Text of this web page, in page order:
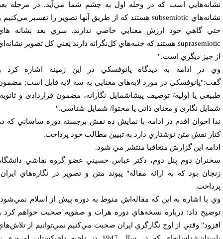
است كه در وحله اول به چشم شما مي‌آيد. در مرحله بعد
نشانه‌هاي subsemiotic هستند كه از طريق آنها تصوير را تفسير مي‌كنيم و
گاهي خود ارزش معنايي خاصي ندارند. سري بعد نشانه هاي
suprasemiotic هستند كه جنبه‌هاي كل‌نگرانه دارند يعني كل تصوير نشانه‌اي
چيز ديگري است."
در ادامه به ديدگاه پانوفسكي در اين زمينه اشاره كرد و
در مورد لایه‌های معنایی به سه لايه قايل است: مضمون
یا اولیه/ توصیف پیشاشمایل نگارانه،‌ مضمون قراردادی و ثانویه/
نگاری و معنای ذاتی یا محتوا/ شمایل شناسی."
اخوان اقدم در ادامه با نمايش ده نقش برجسته دوره ساساني كه در
نقش متن نوشتاري دارد به تبيين مطالب خود پرداخت.
اين گزارش متعاقبا منتشر مي شود.
دوم پنل دوم، دكتر عباس حسيني ‌عضو گروه نقاشي دانشگاه
بود كه به ارائه مقاله" پيوند متن و تصوير در نگاره‌هاي ايران"
با اشاره به اين كه مقاله‌اش منوط به دوره پيش از اسلام نمي‌شود،
داد: درباره نسخه‌هاي دوره هرات و صفويه صحبت خواهم كرد و
وقتي از اوج نگارگري ايران صحبت مي‌كنيم نمي‌توانيم از تلاش‌هاي